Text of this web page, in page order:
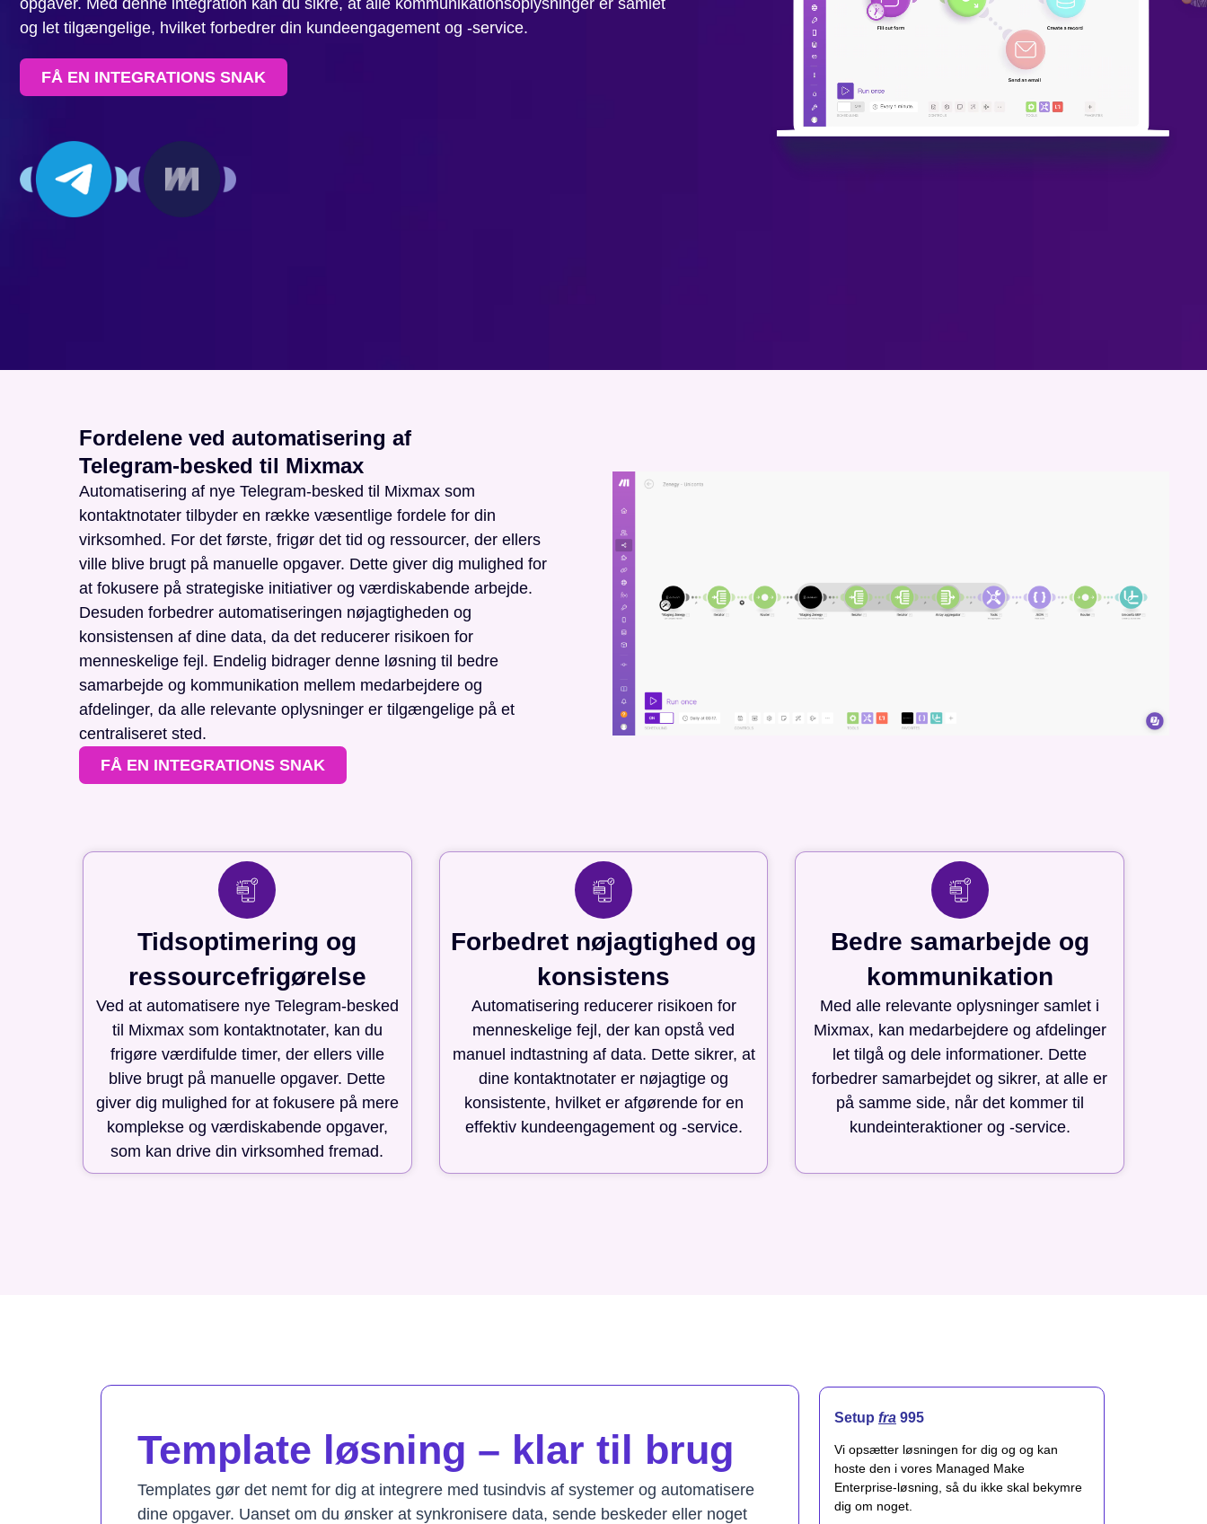
og let tilgængelige, hvilket forbedrer din kundeengagement og -service.
FÅ EN INTEGRATIONS SNAK
Fordelene ved automatisering af
Telegram-besked til Mixmax
Automatisering af nye Telegram-besked til Mixmax som
kontaktnotater tilbyder en række væsentlige fordele for din
virksomhed. For det første, frigør det tid og ressourcer, der ellers
ville blive brugt på manuelle opgaver. Dette giver dig mulighed for
at fokusere på strategiske initiativer og værdiskabende arbejde.
Desuden forbedrer automatiseringen nøjagtigheden og
konsistensen af dine data, da det reducerer risikoen for
menneskelige fejl. Endelig bidrager denne løsning til bedre
samarbejde og kommunikation mellem medarbejdere og
afdelinger, da alle relevante oplysninger er tilgængelige på et
centraliseret sted.
FÅ EN INTEGRATIONS SNAK
Tidsoptimering og
ressourcefrigørelse
Ved at automatisere nye Telegram-besked
til Mixmax som kontaktnotater, kan du
frigøre værdifulde timer, der ellers ville
blive brugt på manuelle opgaver. Dette
giver dig mulighed for at fokusere på mere
komplekse og værdiskabende opgaver,
som kan drive din virksomhed fremad.
Forbedret nøjagtighed og
konsistens
Automatisering reducerer risikoen for
menneskelige fejl, der kan opstå ved
manuel indtastning af data. Dette sikrer, at
dine kontaktnotater er nøjagtige og
konsistente, hvilket er afgørende for en
effektiv kundeengagement og -service.
Bedre samarbejde og
kommunikation
Med alle relevante oplysninger samlet i
Mixmax, kan medarbejdere og afdelinger
let tilgå og dele informationer. Dette
forbedrer samarbejdet og sikrer, at alle er
på samme side, når det kommer til
kundeinteraktioner og -service.
Template løsning – klar til brug
Templates gør det nemt for dig at integrere med tusindvis af systemer og automatisere
dine opgaver. Uanset om du ønsker at synkronisere data, sende beskeder eller noget
Setup fra 995
Vi opsætter løsningen for dig og og kan
hoste den i vores Managed Make
Enterprise-løsning, så du ikke skal bekymre
dig om noget.